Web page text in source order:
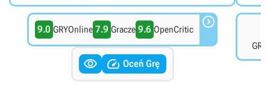
9.0 GRYOnline 7.9 Gracze 9.6 OpenCritic 
  Oceń Grę